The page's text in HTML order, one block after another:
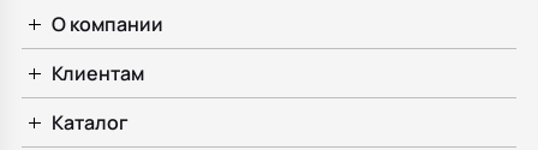
О компании
Клиентам
Каталог